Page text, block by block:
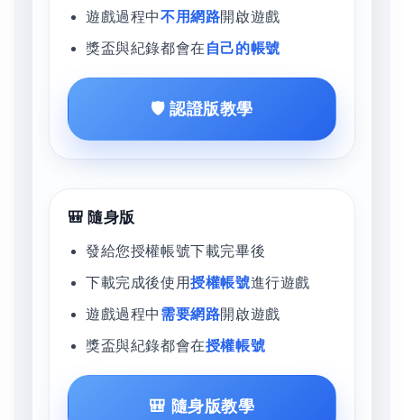
遊戲過程中不用網路開啟遊戲
獎盃與紀錄都會在 自己的帳號
🛡️ 認證版教學
🎒 隨身版
發給您授權帳號下載完畢後
下載完成後使用授權帳號進行遊戲
遊戲過程中 需要網路開啟遊戲
獎盃與紀錄都會在授權帳號
🎒 隨身版教學